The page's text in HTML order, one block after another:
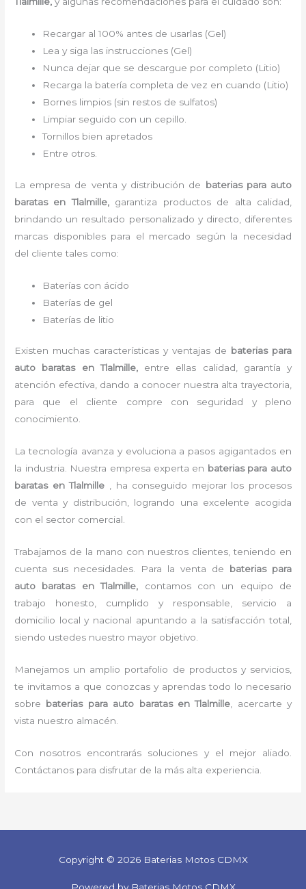
Recargar al 100% antes de usarlas (Gel)
Lea y siga las instrucciones (Gel)
Nunca dejar que se descargue por completo (Litio)
Recarga la batería completa de vez en cuando (Litio)
Bornes limpios (sin restos de sulfatos)
Limpiar seguido con un cepillo.
Tornillos bien apretados
Entre otros.
La empresa de venta y distribución de baterias para auto
baratasen Tlalmille, garantiza productos de alta calidad,
brindando un resultado personalizado y directo, diferentes
marcas disponibles para el mercado según la necesidad
del cliente tales como:
Baterías con ácido
Baterías de gel
Baterías de litio
Existen muchas características y ventajas de baterias para
auto baratas
en Tlalmille,entre ellas calidad, garantía y
atención efectiva, dando a conocer nuestra alta trayectoria,
para que el cliente compre con seguridad y pleno
conocimiento.
La tecnología avanza y evoluciona a pasos agigantados en
la industria. Nuestra empresa experta en baterias para auto
baratasen Tlalmille
, ha conseguido mejorar los procesos
de venta y distribución, logrando una excelente acogida
con el sector comercial.
Trabajamos de la mano con nuestros clientes, teniendo en
cuenta sus necesidades. Para la venta de baterias para
auto baratas en Tlalmille, contamos con un equipo de
trabajo honesto, cumplido y responsable, servicio a
domicilio local y nacional apuntando a la satisfacción total,
siendo ustedes nuestro mayor objetivo.
Manejamos un amplio portafolio de productos y servicios,
te invitamos a que conozcas y aprendas todo lo necesario
sobre baterias para auto baratasen Tlalmille , acercarte y
vista nuestro almacén.
Con nosotros encontrarás soluciones y el mejor aliado.
Contáctanos para disfrutar de la más alta experiencia.
Copyright © 2026 Baterias Motos CDMX